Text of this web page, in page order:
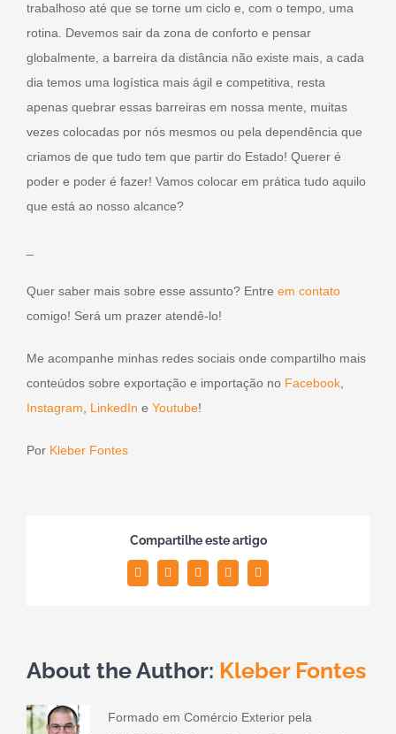
trabalhoso até que se torne um ciclo e, com o tempo, uma
rotina. Devemos sair da zona de conforto e pensar
globalmente, a barreira da distância não existe mais, a cada
dia temos uma logística mais ágil e competitiva, resta
apenas quebrar essas barreiras em nossa mente, muitas
vezes colocadas por nós mesmos ou pela dependência que
criamos de que tudo tem que partir do Estado! Querer é
poder e poder é fazer! Vamos colocar em prática tudo aquilo
que está ao nosso alcance?
Quer saber mais sobre esse assunto? Entre em contato
comigo! Será um prazer atendê-lo!
Me acompanhe minhas redes sociais onde compartilho mais
conteúdos sobre exportação e importação no Facebook,
Instagram, LinkedIn e Youtube!
Por Kleber Fontes
Compartilhe este artigo
FacebookTwitterLinkedInWhatsApp
Email
About the Author: Kleber Fontes
Formado em Comércio Exterior pela